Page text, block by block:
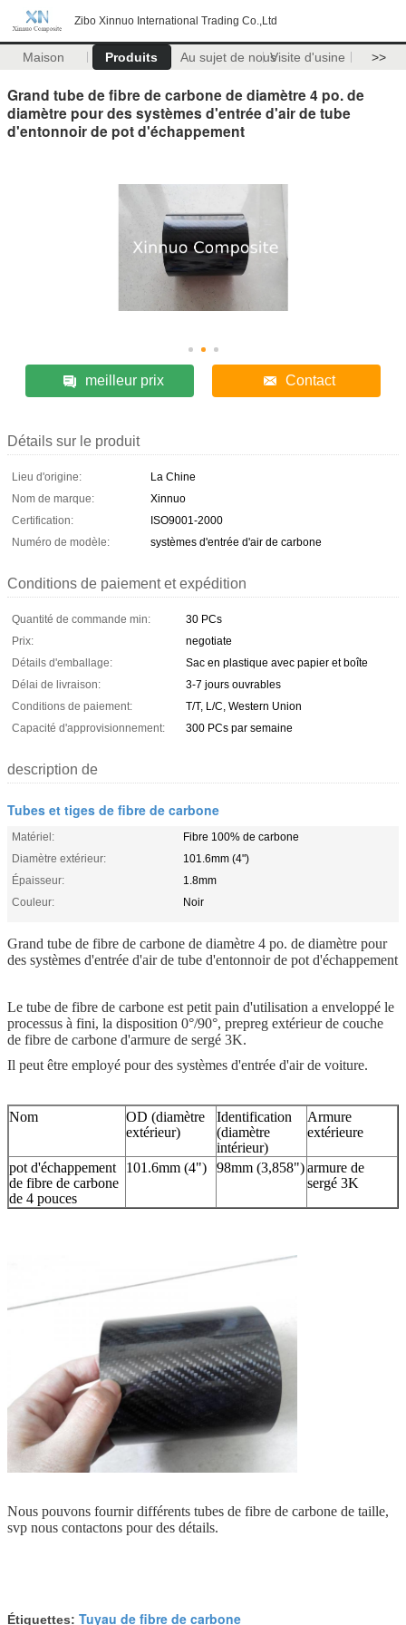
Zibo Xinnuo International Trading Co.,Ltd
Maison Produits Au sujet de nousVisite d'usine >>
Grand tube de fibre de carbone de diamètre 4 po. de
diamètre pour des systèmes d'entrée d'air de tube
d'entonnoir de pot d'échappement
meilleur prix Contact
Détails sur le produit
Lieu d'origine:
La Chine
Nom de marque:
Xinnuo
Certification:
ISO9001-2000
Numéro de modèle:
systèmes d'entrée d'air de carbone
Conditions de paiement et expédition
Quantité de commande min:
30 PCs
Prix:
negotiate
Détails d'emballage:
Sac en plastique avec papier et boîte
Délai de livraison:
3-7 jours ouvrables
Conditions de paiement:
T/T, L/C, Western Union
Capacité d'approvisionnement:
300 PCs par semaine
description de
Tubes et tiges de fibre de carbone
Matériel:
Fibre 100% de carbone
Diamètre extérieur:
101.6mm (4")
Épaisseur:
1.8mm
Couleur:
Noir
Grand tube de fibre de carbone de diamètre 4 po. de diamètre pour
des systèmes d'entrée d'air de tube d'entonnoir de pot d'échappement
Le tube de fibre de carbone est petit pain d'utilisation a enveloppé le
processus à fini, la disposition 0°/90°, prepreg extérieur de couche
de fibre de carbone d'armure de sergé 3K.
Il peut être employé pour des systèmes d'entrée d'air de voiture.
Nom
OD (diamètre
extérieur)
Identification
(diamètre
intérieur)
Armure
extérieure
pot d'échappement
de fibre de carbone
de 4 pouces
101.6mm (4") 98mm (3,858")armure de
sergé 3K
Nous pouvons fournir différents tubes de fibre de carbone de taille,
svp nous contactons pour des détails.
Étiquettes: Tuyau de fibre de carbone